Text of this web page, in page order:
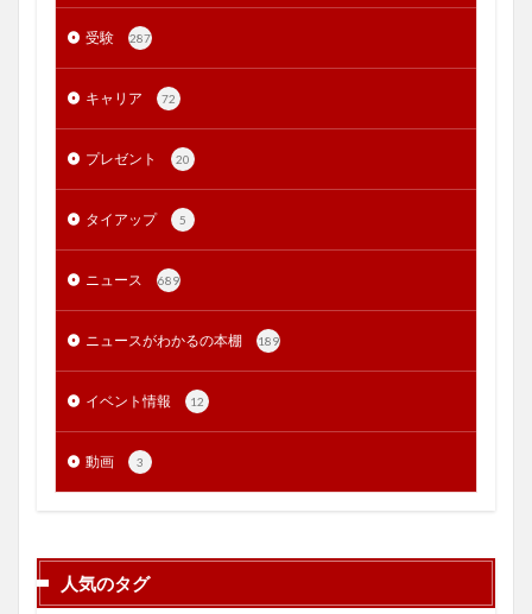
受験 287
キャリア 72
プレゼント 20
タイアップ 5
ニュース 689
ニュースがわかるの本棚 189
イベント情報 12
動画 3
人気のタグ